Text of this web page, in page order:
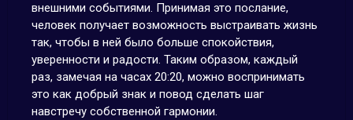
внешними событиями. Принимая это послание,
человек получает возможность выстраивать жизнь
так, чтобы в ней было больше спокойствия,
уверенности и радости. Таким образом, каждый
раз, замечая на часах 20:20, можно воспринимать
это как добрый знак и повод сделать шаг
навстречу собственной гармонии.